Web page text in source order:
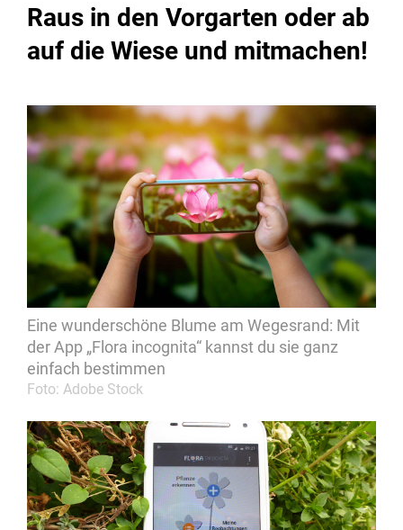
Raus in den Vorgarten oder ab
auf die Wiese und mitmachen!
Eine wunderschöne Blume am Wegesrand: Mit
der App „Flora incognita“ kannst du sie ganz
einfach bestimmen
Foto: Adobe Stock